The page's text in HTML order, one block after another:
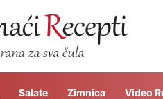
Salate Zimnica Video